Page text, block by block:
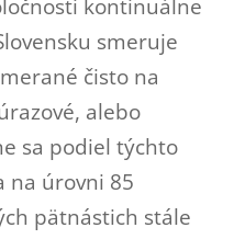
kontinuálne
smeruje
čisto na
alebo
sa podiel týchto
na úrovni 85
pätnástich stále